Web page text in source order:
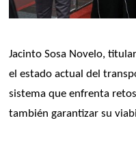
Jacinto Sosa Novelo,
el estado actual del
sistema que enfrenta
también garantizar su